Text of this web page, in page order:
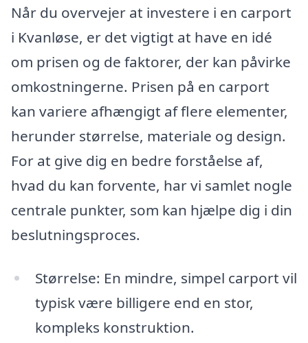
Når du overvejer at investere i en carport
i Kvanløse, er det vigtigt at have en idé
om prisen og de faktorer, der kan påvirke
omkostningerne. Prisen på en carport
kan variere afhængigt af flere elementer,
herunder størrelse, materiale og design.
For at give dig en bedre forståelse af,
hvad du kan forvente, har vi samlet nogle
centrale punkter, som kan hjælpe dig i din
beslutningsproces.
Størrelse: En mindre, simpel carport vil
typisk være billigere end en stor,
kompleks konstruktion.